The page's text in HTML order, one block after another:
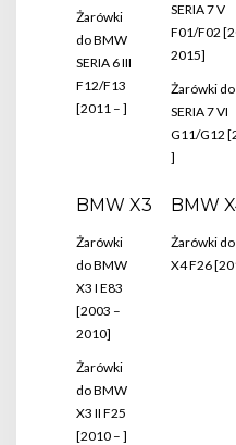
Żarówki
do BMW
SERIA 6 III
F12/F13
[2011 – ]
SERIA 7 V
F01/F02
2015]
Żarówki
SERIA 7 VI
G11/G12
]
BMW X3
Żarówki
do BMW
X3 I E83
[2003 –
2010]
Żarówki
do BMW
X3 II F25
[2010 – ]
BMW
Żarówki
X4 F26